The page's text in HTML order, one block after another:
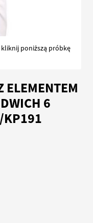
ELEMENTEM
6
KP191
poniższą próbkę